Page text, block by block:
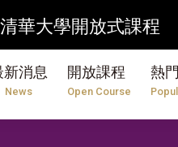
華大學開放式課程
新消息
News
開放課程
Open Course
熱